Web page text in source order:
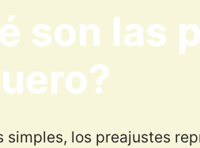
son las
simples, los preajustes